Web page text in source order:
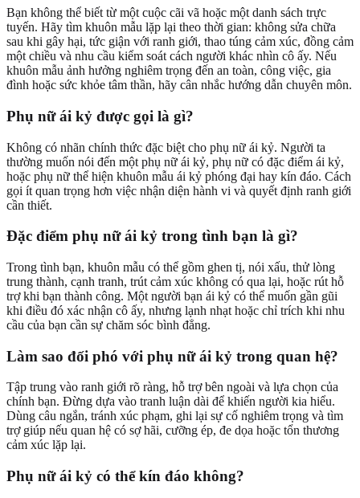
Bạn không thể biết từ một cuộc cãi vã hoặc một danh sách trực
tuyến. Hãy tìm khuôn mẫu lặp lại theo thời gian: không sửa chữa
sau khi gây hại, tức giận với ranh giới, thao túng cảm xúc, đồng cảm
một chiều và nhu cầu kiểm soát cách người khác nhìn cô ấy. Nếu
khuôn mẫu ảnh hưởng nghiêm trọng đến an toàn, công việc, gia
đình hoặc sức khỏe tâm thần, hãy cân nhắc hướng dẫn chuyên môn.
Phụ nữ ái kỷ được gọi là gì?
Không có nhãn chính thức đặc biệt cho phụ nữ ái kỷ. Người ta
thường muốn nói đến một phụ nữ ái kỷ, phụ nữ có đặc điểm ái kỷ,
hoặc phụ nữ thể hiện khuôn mẫu ái kỷ phóng đại hay kín đáo. Cách
gọi ít quan trọng hơn việc nhận diện hành vi và quyết định ranh giới
cần thiết.
Đặc điểm phụ nữ ái kỷ trong tình bạn là gì?
Trong tình bạn, khuôn mẫu có thể gồm ghen tị, nói xấu, thử lòng
trung thành, cạnh tranh, trút cảm xúc không có qua lại, hoặc rút hỗ
trợ khi bạn thành công. Một người bạn ái kỷ có thể muốn gần gũi
khi điều đó xác nhận cô ấy, nhưng lạnh nhạt hoặc chỉ trích khi nhu
cầu của bạn cần sự chăm sóc bình đẳng.
Làm sao đối phó với phụ nữ ái kỷ trong quan hệ?
Tập trung vào ranh giới rõ ràng, hỗ trợ bên ngoài và lựa chọn của
chính bạn. Đừng dựa vào tranh luận dài để khiến người kia hiểu.
Dùng câu ngắn, tránh xúc phạm, ghi lại sự cố nghiêm trọng và tìm
trợ giúp nếu quan hệ có sợ hãi, cưỡng ép, đe dọa hoặc tổn thương
cảm xúc lặp lại.
Phụ nữ ái kỷ có thể kín đáo không?